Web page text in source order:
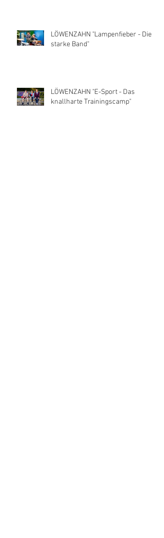
LÖWENZAHN "Lampenfieber - Die
starke Band"
LÖWENZAHN "E-Sport - Das
knallharte Trainingscamp"